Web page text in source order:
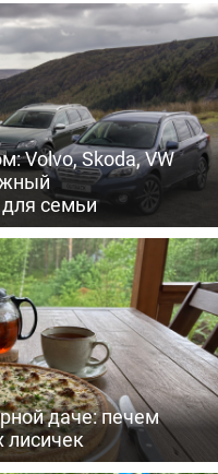
Volvo, Skoda, VW
семьи
даче: печем
лисичек